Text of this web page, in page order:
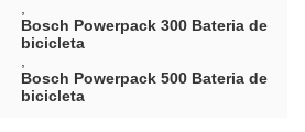
Bosch Powerpack 300 Bateria de
bicicleta
Bosch Powerpack 500 Bateria de
bicicleta